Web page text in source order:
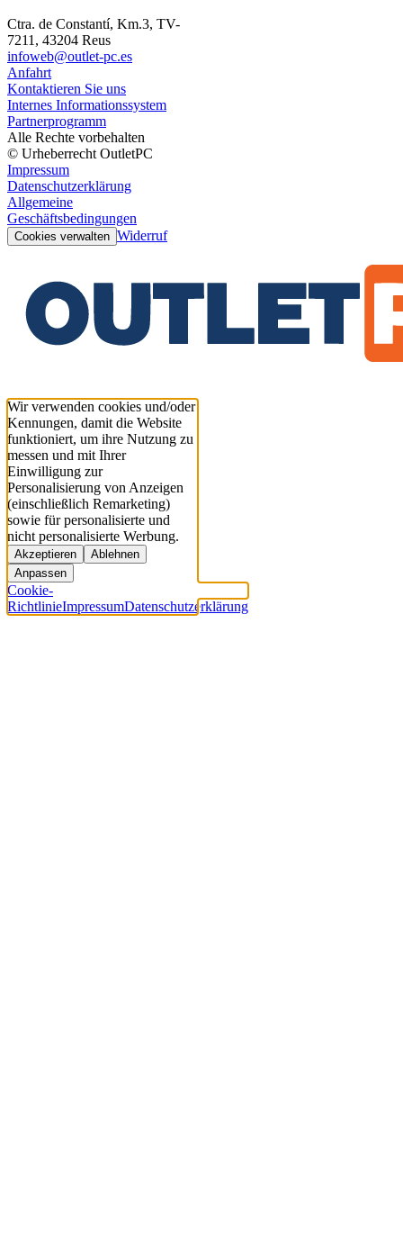
Ctra. de Constantí, Km.3, TV-
7211, 43204 Reus
infoweb@outlet-pc.es
Anfahrt
Kontaktieren Sie uns
Internes Informationssystem
Partnerprogramm
Alle Rechte vorbehalten
© Urheberrecht OutletPC
Impressum
Datenschutzerklärung
Allgemeine
Geschäftsbedingungen
Cookies verwalten Widerruf
Wir verwenden cookies und/oder
Kennungen, damit die Website
funktioniert, um ihre Nutzung zu
messen und mit Ihrer
Einwilligung zur
Personalisierung von Anzeigen
(einschließlich Remarketing)
sowie für personalisierte und
nicht personalisierte Werbung.
Akzeptieren
Ablehnen
Anpassen
Cookie-
RichtlinieImpressumDatenschutzerklärung